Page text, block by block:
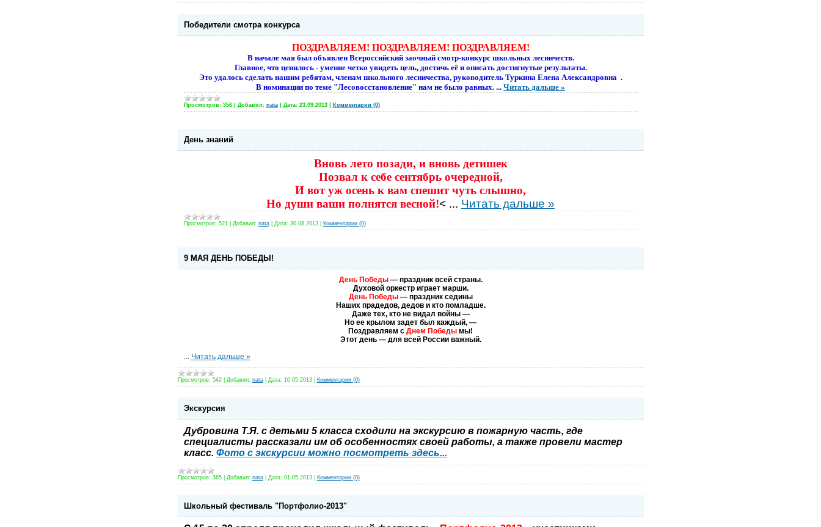
Победители смотра конкурса
ПОЗДРАВЛЯЕМ! ПОЗДРАВЛЯЕМ! ПОЗДРАВЛЯЕМ!
В начале мая был объявлен Всероcсийский заочный смотр-конкурс школьных лесничеств.
Главное, что ценилось - умение четко увидеть цель, достичь её и описать достигнутые результаты.
Это удалось сделать нашим ребятам, членам школьного лесничества, руководитель Туркина Елена Александровна .
В номинации по теме "Лесовосстановление" нам не было равных. ... Читать дальше »
Просмотров: 356 Добавил: nata Дата: 23.09.2013 Комментарии (0)
День знаний
Вновь лето позади, и вновь детишек
Позвал к себе сентябрь очередной,
И вот уж осень к вам спешит чуть слышно,
Но души ваши полнятся весной!< ... Читать дальше »
Просмотров: 521 Добавил: nata Дата: 30.08.2013 Комментарии (0)
9 МАЯ ДЕНЬ ПОБЕДЫ!
День Победы — праздник всей страны.
Духовой оркестр играет марши.
День Победы — праздник седины
Наших прадедов, дедов и кто помладше.
Даже тех, кто не видал войны —
Но ее крылом задет был каждый, —
Поздравляем с Днем Победы мы!
Этот день — для всей России важный.
Читать дальше »
Просмотров: 542 Добавил: nata Дата: 10.05.2013 Комментарии (0)
Экскурсия
Дубровина Т.Я. с детьми 5 класса сходили на экскурсию в пожарную часть, где
специалисты рассказали им об особенностях своей работы, а также провели мастер
класс. Фото с экскурсии можно посмотреть здесь...
Просмотров: 365 Добавил: nata Дата: 01.05.2013 Комментарии (0)
Школьный фестиваль "Портфолио-2013"